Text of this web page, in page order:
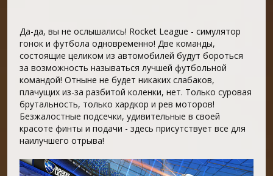
Да-да, вы не ослышались! Rocket League - симулятор
гонок и футбола одновременно! Две команды,
состоящие целиком из автомобилей будут бороться
за возможность называться лучшей футбольной
командой! Отныне не будет никаких слабаков,
плачущих из-за разбитой коленки, нет. Только суровая
брутальность, только хардкор и рев моторов!
Безжалостные подсечки, удивительные в своей
красоте финты и подачи - здесь присутствует все для
наилучшего отрыва!